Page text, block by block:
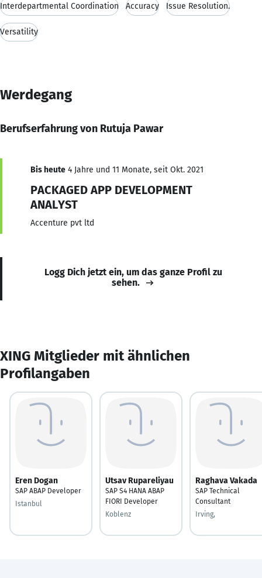
Interdepartmental Coordination Accuracy Issue Resolution.
Versatility
Werdegang
Berufserfahrung von Rutuja Pawar
Bis heute 4 Jahre und 11 Monate, seit Okt. 2021
PACKAGED APP DEVELOPMENT
ANALYST
Accenture pvt ltd
Logg Dich jetzt ein, um das ganze Profil zu
sehen.
XING Mitglieder mit ähnlichen
Profilangaben
Eren Dogan
SAP ABAP Developer
Istanbul
Utsav Rupareliyau
SAP S4 HANA ABAP
FIORI Developer
Koblenz
Raghava Vakada
SAP Technical
Consultant
Irving,